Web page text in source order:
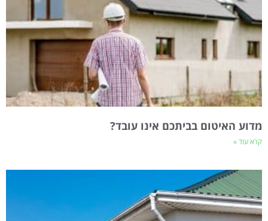
מדוע האיטום בביתכם אינו עובד?
קרא עוד »